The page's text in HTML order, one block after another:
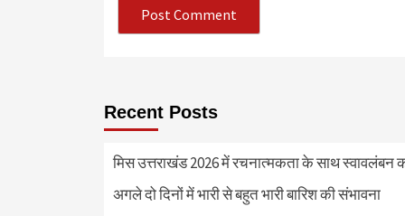
Recent Posts
मिस उत्तराखंड 2026 में रचनात्मकता के साथ स्वावलंबन
अगले दो दिनों में भारी से बहुत भारी बारिश की संभावना